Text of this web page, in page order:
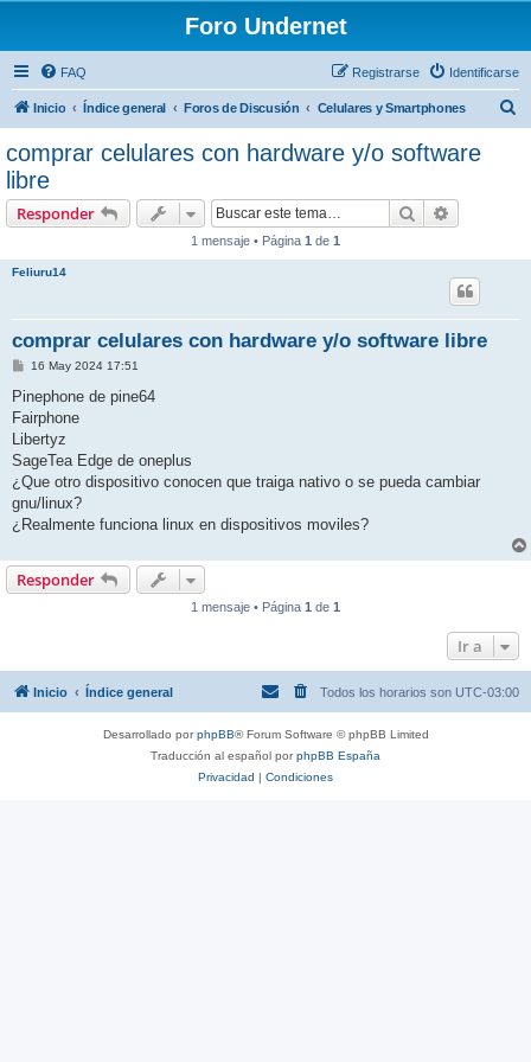
Foro Undernet
FAQ Identificarse
Registrarse
Inicio Índice general Foros de Discusión Celulares y Smartphones
comprar celulares con hardware y/o software
libre
Responder Buscar
1 mensaje • Página 1 de 1
Feliuru14
comprar celulares con hardware y/o software libre
M
n
a
j
16 May 2024 17:51
Pinephone de pine64
Fairphone
Libertyz
SageTea Edge de oneplus
¿Que otro dispositivo conocen que traiga nativo o se pueda cambiar
gnu/linux?
¿Realmente funciona linux en dispositivos moviles?
Responder
1 mensaje • Página 1 de 1
Ir a
Inicio Índice general Todos los horarios son UTC-03:00
Desarrollado porphpBB® Forum Software © phpBB Limited
Traducción al español porphpBB España
Privacidad | Condiciones